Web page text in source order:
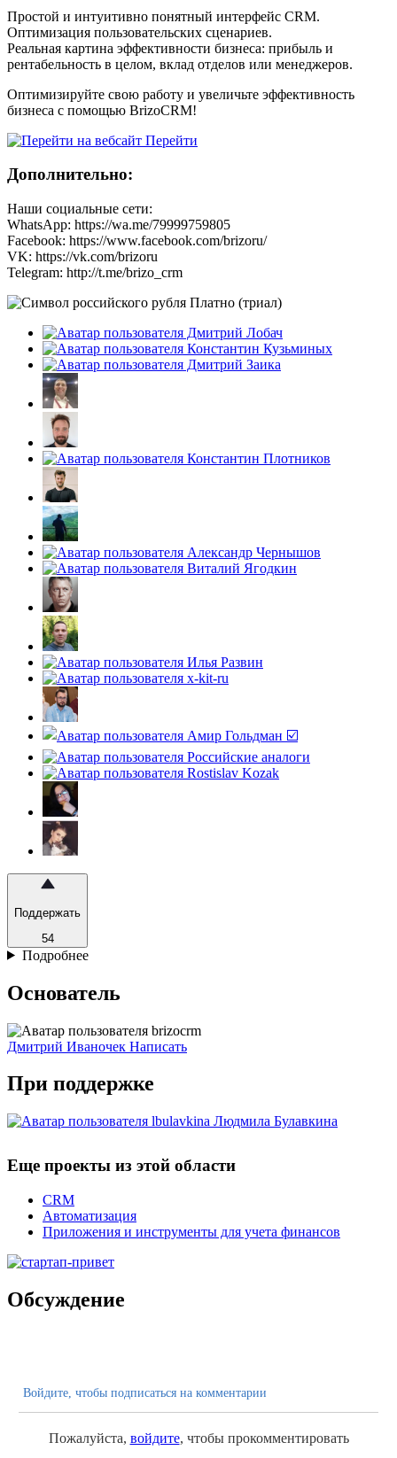
Простой и интуитивно понятный интерфейс CRM.
Оптимизация пользовательских сценариев.
Реальная картина эффективности бизнеса: прибыль и
рентабельность в целом, вклад отделов или менеджеров.
Оптимизируйте свою работу и увеличьте эффективность
бизнеса с помощью BrizoCRM!
Перейти
Дополнительно:
Наши социальные сети:
WhatsApp: https://wa.me/79999759805
Facebook: https://www.facebook.com/brizoru/
VK: https://vk.com/brizoru
Telegram: http://t.me/brizo_crm
Платно (триал)
Поддержать
54
Подробнее
Основатель
Дмитрий Иваночек Написать
При поддержке
Людмила Булавкина
Еще проекты из этой области
CRM
Автоматизация
Приложения и инструменты для учета финансов
Обсуждение
Войдите, чтобы подписаться на комментарии
Пожалуйста, войдите, чтобы прокомментировать